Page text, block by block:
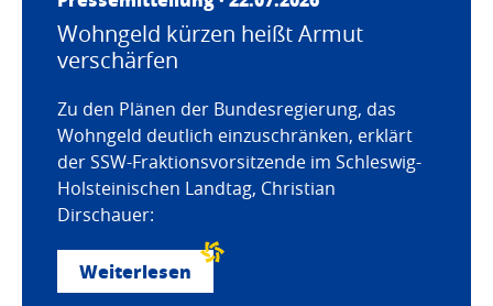
Wohngeld kürzen heißt Armut
verschärfen
Zu den Plänen der Bundesregierung, das
Wohngeld deutlich einzuschränken, erklärt
der SSW-Fraktionsvorsitzende im Schleswig-
Holsteinischen Landtag, Christian
Dirschauer:
Weiterlesen